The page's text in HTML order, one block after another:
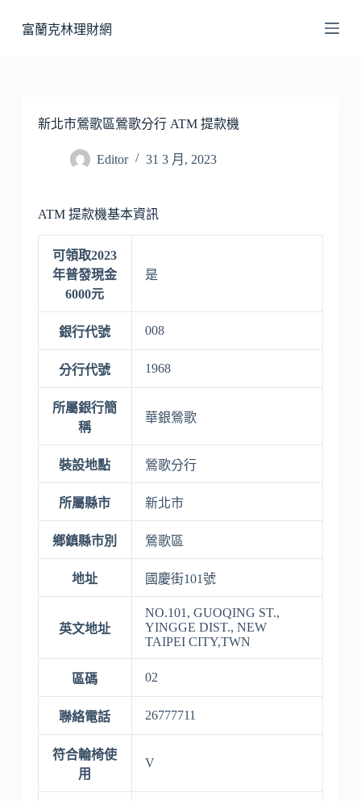
至
富蘭克林理財網
新北市鶯歌區鶯歌分行 ATM 提款機
Editor 31 3 月, 2023
ATM 提款機基本資訊
可領取2023
年普發現金
6000元
是
銀行代號 008
分行代號 1968
所屬銀行簡
稱
華銀鶯歌
裝設地點 鶯歌分行
所屬縣市 新北市
鄉鎮縣市別 鶯歌區
地址 國慶街101號
英文地址
NO.101, GUOQING ST.,
YINGGE DIST., NEW
TAIPEI CITY,TWN
區碼 02
聯絡電話 26777711
符合輪椅使
用
V